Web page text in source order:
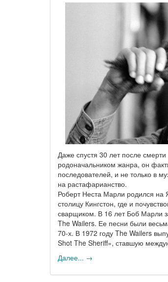
Даже спустя 30 лет после
родоначальником жанра, он
последователей, и не только в
на растафарианство.
Роберт Неста Марли родился на
столицу Кингстон, где и
сварщиком. В 16 лет Боб Марли
The Wailers. Ее песни были
70-х. В 1972 году The Wailers
Shot The Sheriff», ставшую
Далее... →